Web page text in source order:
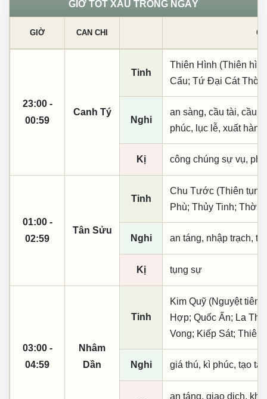
GIỜ TỐT XẤU TRONG NGÀY
GIỜ CAN CHI
23:00 -
00:59
Canh Tý
Tinh
Thiên Hình (Thiên
Cẩu; Tứ Đại Cát Thời;
Nghi
an sàng, cầu tài, cầu
phúc, lục lễ, xuất
Kị công chúng sự vụ,
01:00 -
02:59
Tân Sửu
Tinh
Chu Tước (Thiên
Phù; Thủy Tinh; Thời
Nghi an táng, nhập trạch,
Kị tụng sự
03:00 -
04:59
Nhâm
Dần
Tinh
Kim Quỹ (Nguyệt
Hợp; Quốc Ấn; La
Vong; Kiếp Sát; Thiên
Nghi giá thú, kì phúc, tạo
an táng, giao dịch,